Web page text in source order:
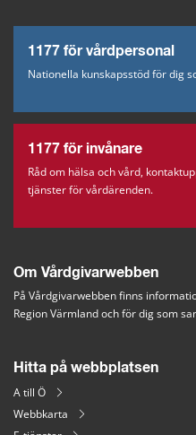
1177 för vårdpersonal
Nationella kunskapsstöd för dig
1177 för invånare
Råd om hälsa och vård,
tjänster för vårdärenden.
Om Vårdgivarwebben
På Vårdgivarwebben finns
Region Värmland och för dig som
Hitta på webbplatsen
A till Ö
Webbkarta